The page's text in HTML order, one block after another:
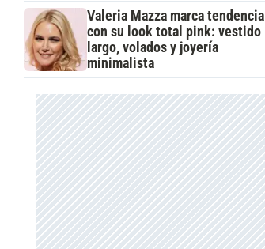
Valeria Mazza marca tendencia
con su look total pink: vestido
largo, volados y joyería
minimalista